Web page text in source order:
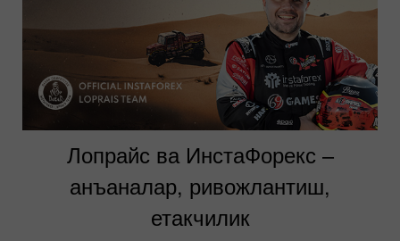
Лопрайс ва ИнстаФорекс –
анъаналар, ривожлантиш,
етакчилик